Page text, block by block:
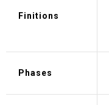
Finitions
Phases